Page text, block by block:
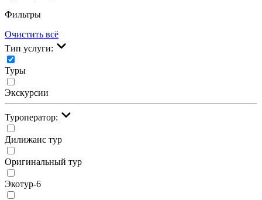
Фильтры
Очистить всё
Тип услуги:
Туры
Экскурсии
Туроператор:
Дилижанс тур
Оригинальный тур
Экотур-6